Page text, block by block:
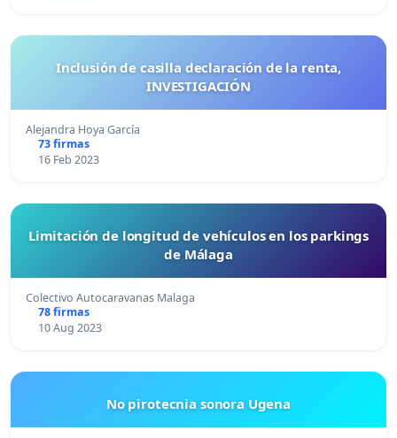
Inclusión de casilla declaración de la renta,
INVESTIGACIÓN
Alejandra Hoya García
73 firmas
16 Feb 2023
Limitación de longitud de vehículos en los parkings
de Málaga
Colectivo Autocaravanas Malaga
78 firmas
10 Aug 2023
No pirotecnia sonora Ugena